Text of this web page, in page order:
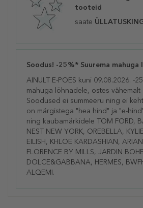
tooteid
saate
Soodus! -25%* Suurema mahuga
AINULT E-POES kuni 09.08.2026. -
mahuga lõhnadele, ostes vähemalt
Soodused ei summeeru ning ei
on märgistega "hea hind" ja "e-
ning kaubamärkidele TOM FORD,
NEST NEW YORK, OREBELLA,
EILISH, KHLOE KARDASHIAN,
FLORENCE BY MILLS, JARDIN
DOLCE&GABBANA, HERMES,
ALQEMI.